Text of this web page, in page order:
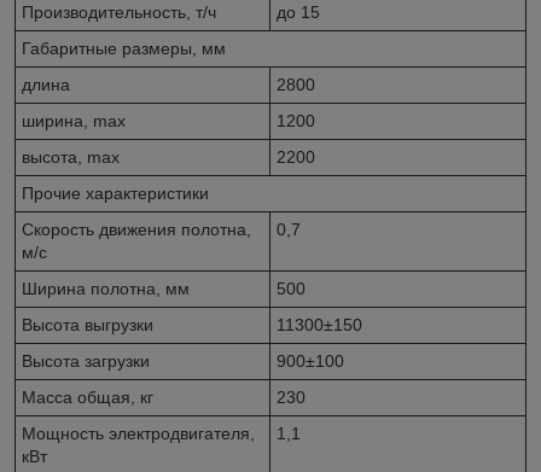
Производительность, т/ч
до 15
Габаритные размеры, мм
длина
2800
ширина, max
1200
высота, max
2200
Прочие характеристики
Скорость движения полотна,
м/с
0,7
Ширина полотна, мм
500
Высота выгрузки
11300±150
Высота загрузки
900±100
Масса общая, кг
230
Мощность электродвигателя,
кВт
1,1